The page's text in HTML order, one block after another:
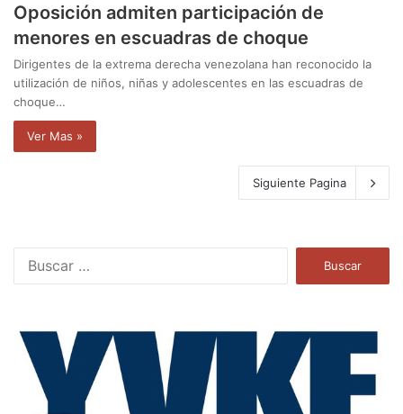
Oposición admiten participación de
menores en escuadras de choque
Dirigentes de la extrema derecha venezolana han reconocido la
utilización de niños, niñas y adolescentes en las escuadras de
choque…
Ver Mas »
Siguiente Pagina
a